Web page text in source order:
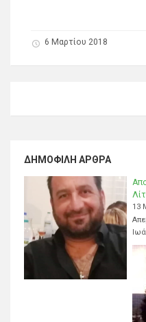
6 Μαρτίου 2018
ΔΗΜΟΦΙΛΉ ΆΡΘΡΑ
13